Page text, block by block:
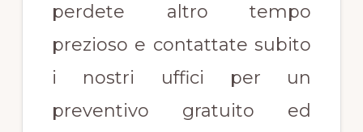
perdete altro tempo
prezioso e contattate subito
i nostri uffici per un
preventivo gratuito ed